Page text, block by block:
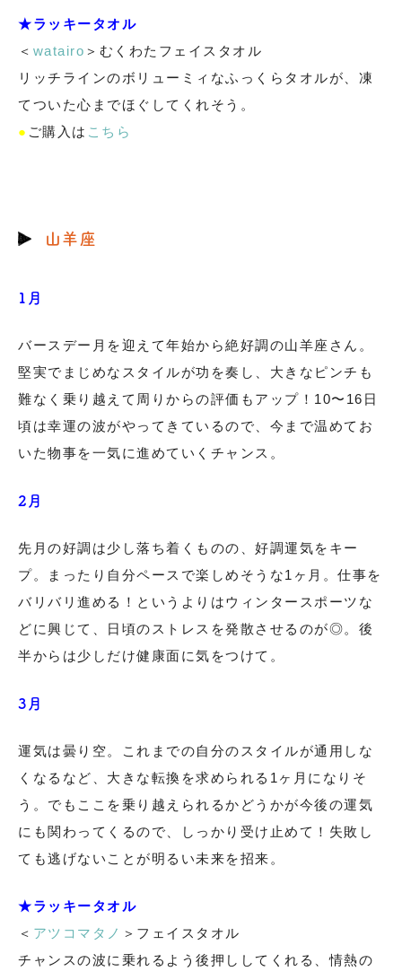
★ラッキータオル
＜ watairo ＞むくわたフェイスタオル
リッチラインのボリューミィなふっくらタオルが、凍
てついた心までほぐしてくれそう。
● ご購入は こちら
山羊座
1月
バースデー月を迎えて年始から絶好調の山羊座さん。
堅実でまじめなスタイルが功を奏し、大きなピンチも
難なく乗り越えて周りからの評価もアップ！10〜16日
頃は幸運の波がやってきているので、今まで温めてお
いた物事を一気に進めていくチャンス。
2月
先月の好調は少し落ち着くものの、好調運気をキー
プ。まったり自分ペースで楽しめそうな1ヶ月。仕事を
バリバリ進める！というよりはウィンタースポーツな
どに興じて、日頃のストレスを発散させるのが◎。後
半からは少しだけ健康面に気をつけて。
3月
運気は曇り空。これまでの自分のスタイルが通用しな
くなるなど、大きな転換を求められる1ヶ月になりそ
う。でもここを乗り越えられるかどうかが今後の運気
にも関わってくるので、しっかり受け止めて！失敗し
ても逃げないことが明るい未来を招来。
★ラッキータオル
＜ アツコマタノ ＞フェイスタオル
チャンスの波に乗れるよう後押ししてくれる、情熱の